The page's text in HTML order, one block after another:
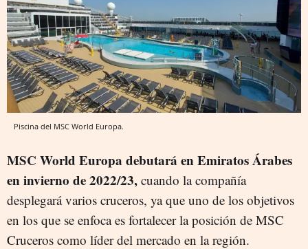
Piscina del MSC World Europa.
MSC World Europa debutará en Emiratos Árabes
en invierno de 2022/23, cuando la compañía
desplegará varios cruceros, ya que uno de los objetivos
en los que se enfoca es fortalecer la posición de MSC
Cruceros como líder del mercado en la región.